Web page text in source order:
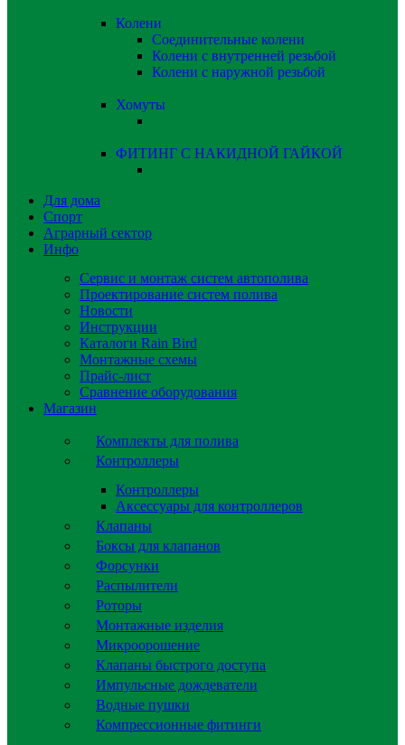
Колени
Соединительные колени
Колени с внутренней резьбой
Колени с наружной резьбой
Хомуты
ФИТИНГ С НАКИДНОЙ ГАЙКОЙ
Для дома
Спорт
Аграрный сектор
Инфо
Сервис и монтаж систем автополива
Проектирование систем полива
Новости
Инструкции
Каталоги Rain Bird
Монтажные схемы
Прайс-лист
Сравнение оборудования
Магазин
Комплекты для полива
Контроллеры
Контроллеры
Аксессуары для контроллеров
Клапаны
Боксы для клапанов
Форсунки
Распылители
Роторы
Монтажные изделия
Микроорошение
Клапаны быстрого доступа
Импульсные дождеватели
Водные пушки
Компрессионные фитинги